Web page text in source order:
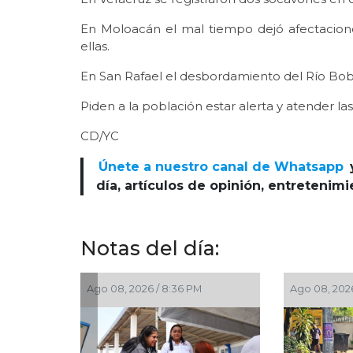
En Moloacán el mal tiempo dejó
ellas.
En San Rafael el desbordamiento del Río
Piden a la población estar alerta y atender
CD/YC
Únete a nuestro canal de Whatsapp
día, artículos de opinión,
Notas del día:
Ago 08, 2026 / 6:55 PM